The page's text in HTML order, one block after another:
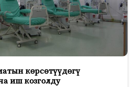
көрсөтүүдөгү
иш козголду